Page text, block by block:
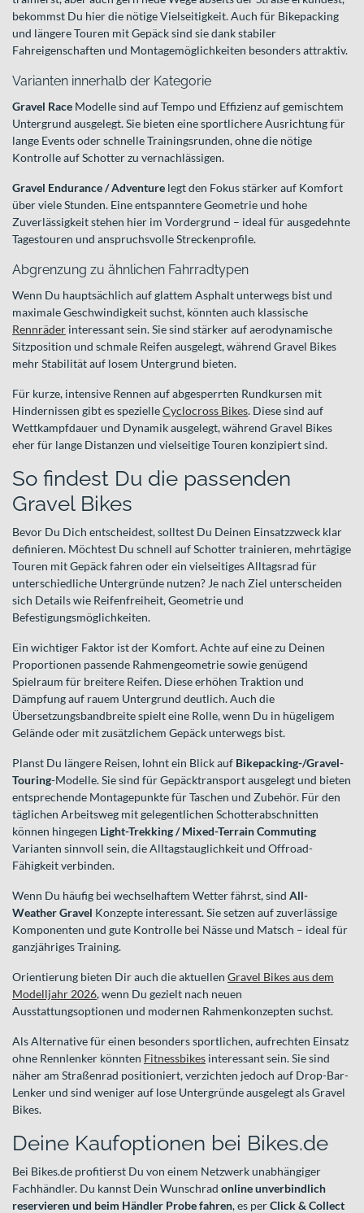
bekommst Du hier die nötige Vielseitigkeit. Auch für Bikepacking
und längere Touren mit Gepäck sind sie dank stabiler
Fahreigenschaften und Montagemöglichkeiten besonders attraktiv.
Varianten innerhalb der Kategorie
Gravel Race Modelle sind auf Tempo und Effizienz auf gemischtem
Untergrund ausgelegt. Sie bieten eine sportlichere Ausrichtung für
lange Events oder schnelle Trainingsrunden, ohne die nötige
Kontrolle auf Schotter zu vernachlässigen.
Gravel Endurance / Adventure legt den Fokus stärker auf Komfort
über viele Stunden. Eine entspanntere Geometrie und hohe
Zuverlässigkeit stehen hier im Vordergrund – ideal für ausgedehnte
Tagestouren und anspruchsvolle Streckenprofile.
Abgrenzung zu ähnlichen Fahrradtypen
Wenn Du hauptsächlich auf glattem Asphalt unterwegs bist und
maximale Geschwindigkeit suchst, könnten auch klassische
Rennräder interessant sein. Sie sind stärker auf aerodynamische
Sitzposition und schmale Reifen ausgelegt, während Gravel Bikes
mehr Stabilität auf losem Untergrund bieten.
Für kurze, intensive Rennen auf abgesperrten Rundkursen mit
Hindernissen gibt es spezielleCyclocross Bikes. Diese sind auf
Wettkampfdauer und Dynamik ausgelegt, während Gravel Bikes
eher für lange Distanzen und vielseitige Touren konzipiert sind.
So findest Du die passenden
Gravel Bikes
Bevor Du Dich entscheidest, solltest Du Deinen Einsatzzweck klar
definieren. Möchtest Du schnell auf Schotter trainieren, mehrtägige
Touren mit Gepäck fahren oder ein vielseitiges Alltagsrad für
unterschiedliche Untergründe nutzen? Je nach Ziel unterscheiden
sich Details wie Reifenfreiheit, Geometrie und
Befestigungsmöglichkeiten.
Ein wichtiger Faktor ist der Komfort. Achte auf eine zu Deinen
Proportionen passende Rahmengeometrie sowie genügend
Spielraum für breitere Reifen. Diese erhöhen Traktion und
Dämpfung auf rauem Untergrund deutlich. Auch die
Übersetzungsbandbreite spielt eine Rolle, wenn Du in hügeligem
Gelände oder mit zusätzlichem Gepäck unterwegs bist.
Planst Du längere Reisen, lohnt ein Blick auf Bikepacking-/Gravel-
Touring-Modelle. Sie sind für Gepäcktransport ausgelegt und bieten
entsprechende Montagepunkte für Taschen und Zubehör. Für den
täglichen Arbeitsweg mit gelegentlichen Schotterabschnitten
können hingegen Light-Trekking / Mixed-Terrain Commuting
Varianten sinnvoll sein, die Alltagstauglichkeit und Offroad-
Fähigkeit verbinden.
Wenn Du häufig bei wechselhaftem Wetter fährst, sind All-
Weather Gravel Konzepte interessant. Sie setzen auf zuverlässige
Komponenten und gute Kontrolle bei Nässe und Matsch – ideal für
ganzjähriges Training.
Orientierung bieten Dir auch die aktuellen Gravel Bikes aus dem
Modelljahr 2026, wenn Du gezielt nach neuen
Ausstattungsoptionen und modernen Rahmenkonzepten suchst.
Als Alternative für einen besonders sportlichen, aufrechten Einsatz
ohne Rennlenker könnten Fitnessbikes interessant sein. Sie sind
näher am Straßenrad positioniert, verzichten jedoch auf Drop-Bar-
Lenker und sind weniger auf lose Untergründe ausgelegt als Gravel
Bikes.
Deine Kaufoptionen bei Bikes.de
Bei Bikes.de profitierst Du von einem Netzwerk unabhängiger
Fachhändler. Du kannst Dein Wunschrad online unverbindlich
reservieren und beim Händler Probe fahren, es perClick & Collect